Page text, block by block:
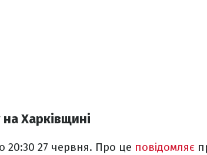
Харківщині
20:30 27 червня. Про це повідомляє